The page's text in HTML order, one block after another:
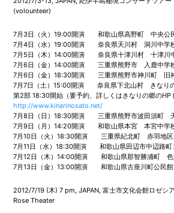
(volounteer)
7月3日（火）19:00開演 和歌山県高野町 中央公
7月4日（水）19:00開演 奈良県天川村 洞川中学
7月5日（木）14:00開演 奈良県十津川村 十津川
7月6日（金）14:00開演 三重県熊野市 入鹿中学
7月6日（金）18:30開演 三重県熊野市神川町 旧
7月7日（土）15:00開演 奈良県下北山村 きなり
第2部 18:30開始（要予約、詳しくはきなりの郷のHP
http://www.kinarinosato.net/
7月8日（日）18:30開演 三重県熊野市波田須町
7月9日（月）14:20開演 和歌山県本宮 本宮中学
7月10日（火）18:30開演 三重県紀北町 赤羽地区
7月11日（水）18:30開演 和歌山県田辺市中辺路町
7月12日（木）14:00開演 和歌山県那智勝浦町 色
7月13日（金）13:00開演 和歌山県古座川町公民館
2012/7/19 (木) 7 pm, JAPAN, 富士市文化会館ロゼ
Rose Theater